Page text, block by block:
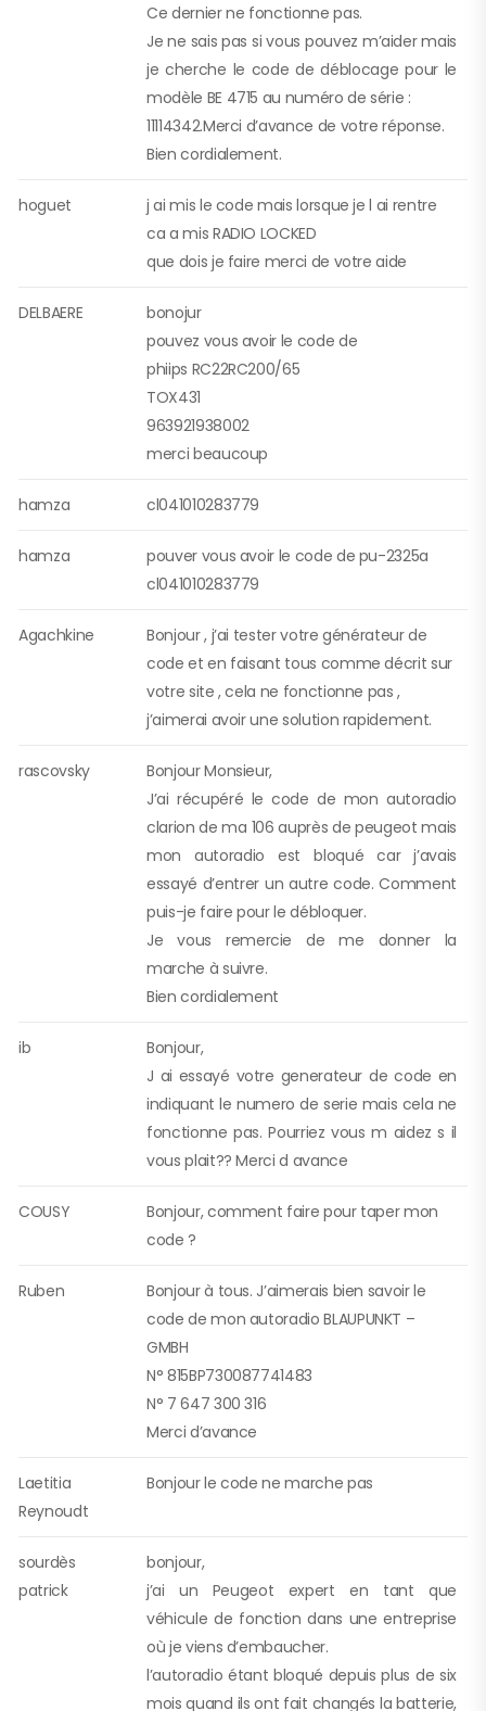
Ce dernier ne fonctionne pas.
Je ne sais pas si vous pouvez m’aider mais
je cherche le code de déblocage pour le
modèle BE 4715 au numéro de série :
11114342.Merci d’avance de votre réponse.
Bien cordialement.
hoguet
j ai mis le code mais lorsque je l ai rentre
ca a mis RADIO LOCKED
que dois je faire merci de votre aide
DELBAERE
bonojur
pouvez vous avoir le code de
phiips RC22RC200/65
TOX431
963921938002
merci beaucoup
hamza cl041010283779
hamza
pouver vous avoir le code de pu-2325a
cl041010283779
Agachkine
Bonjour , j’ai tester votre générateur de
code et en faisant tous comme décrit sur
votre site , cela ne fonctionne pas ,
j’aimerai avoir une solution rapidement.
rascovsky
Bonjour Monsieur,
J’ai récupéré le code de mon autoradio
clarion de ma 106 auprès de peugeot mais
mon autoradio est bloqué car j’avais
essayé d’entrer un autre code. Comment
puis-je faire pour le débloquer.
Je vous remercie de me donner la
marche à suivre.
Bien cordialement
ib
Bonjour,
J ai essayé votre generateur de code en
indiquant le numero de serie mais cela ne
fonctionne pas. Pourriez vous m aidez s il
vous plait?? Merci d avance
COUSY
Bonjour, comment faire pour taper mon
code ?
Ruben
Bonjour à tous. J’aimerais bien savoir le
code de mon autoradio BLAUPUNKT –
GMBH
N° 815BP730087741483
N° 7 647 300 316
Merci d’avance
Laetitia
Reynoudt
Bonjour le code ne marche pas
sourdès
patrick
bonjour,
j’ai un Peugeot expert en tant que
véhicule de fonction dans une entreprise
où je viens d’embaucher.
l’autoradio étant bloqué depuis plus de six
mois quand ils ont fait changés la batterie,